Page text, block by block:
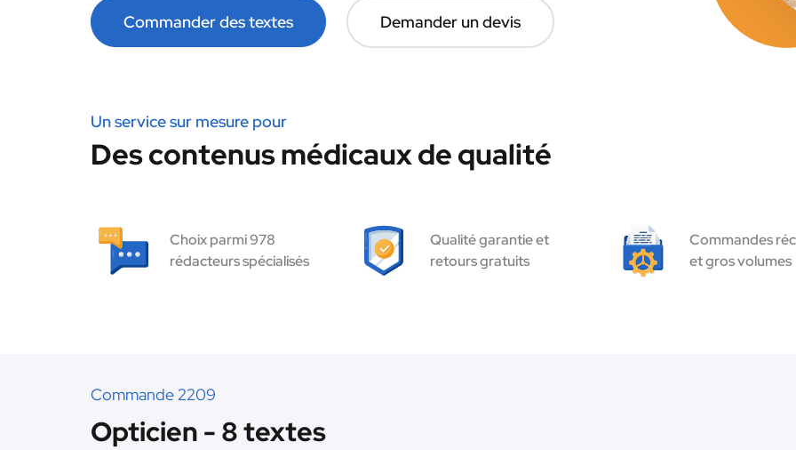
Commander des textes Demander un devis
Un service sur mesure pour
Des contenus médicaux de qualité
Choix parmi 978
rédacteurs spécialisés
Qualité garantie et
retours gratuits
Commandes
et gros volumes
Commande 2209
Opticien - 8 textes